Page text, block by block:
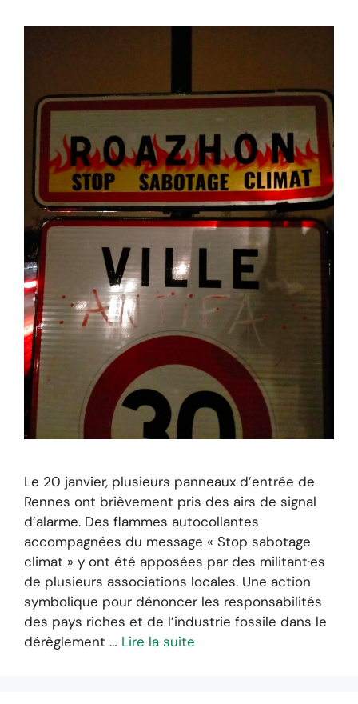
Le 20 janvier, plusieurs panneaux d’entrée de
Rennes ont brièvement pris des airs de signal
d’alarme. Des flammes autocollantes
accompagnées du message « Stop sabotage
climat » y ont été apposées par des militant·es
de plusieurs associations locales. Une action
symbolique pour dénoncer les responsabilités
des pays riches et de l’industrie fossile dans le
dérèglement … Lire la suite